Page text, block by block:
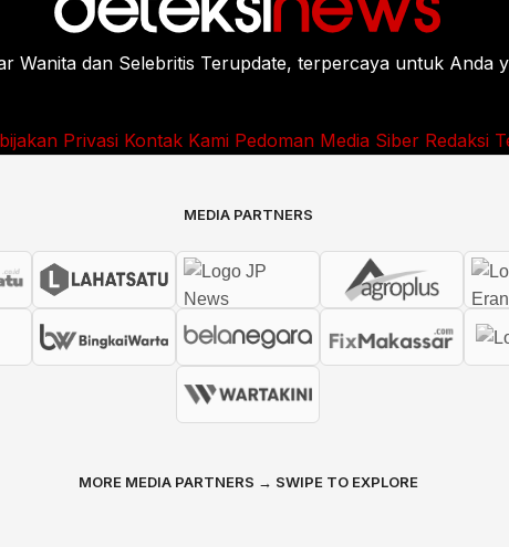
Wanita dan Selebritis Terupdate, terpercaya untuk Anda
Privasi Kontak Kami Pedoman Media Siber Redaksi
MEDIA PARTNERS
MORE MEDIA PARTNERS → SWIPE TO EXPLORE